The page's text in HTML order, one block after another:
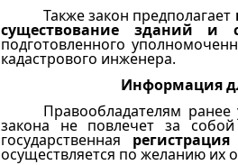
Также закон предполагает
существование зданий и
подготовленного
кадастрового инженера.
Информация
Правообладателям
закона не повлечет за
государственная
осуществляется по желанию их